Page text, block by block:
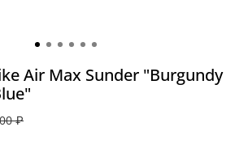
Air Max Sunder "Burgundy
₽